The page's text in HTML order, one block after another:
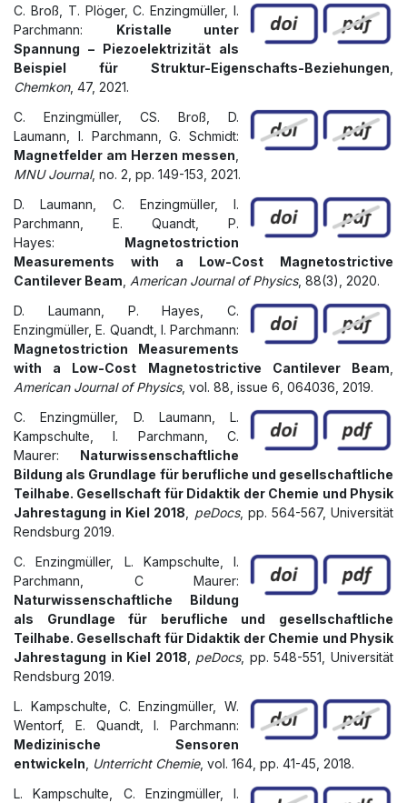
C. Broß, T. Plöger, C. Enzingmüller, I.
Parchmann: Kristalle unter
Spannung – Piezoelektrizität als
Beispiel für Struktur-Eigenschafts-Beziehungen
Chemkon, 47, 2021.
C. Enzingmüller, CS. Broß, D.
Laumann, I. Parchmann, G. Schmidt:
Magnetfelder am Herzen messen
MNU Journal, no. 2, pp. 149-153, 2021.
D. Laumann, C. Enzingmüller, I.
Parchmann, E. Quandt, P.
Hayes: Magnetostriction
Measurements with a Low-Cost Magnetostrictive
Cantilever Beam American Journal of Physics, 88(3), 2020.
D. Laumann, P. Hayes, C.
Enzingmüller, E. Quandt, I. Parchmann:
Magnetostriction Measurements
with a Low-Cost Magnetostrictive Cantilever Beam
American Journal of Physics, vol. 88, issue 6, 064036, 2019.
C. Enzingmüller, D. Laumann, L.
Kampschulte, I. Parchmann, C.
Maurer: Naturwissenschaftliche
Bildung als Grundlage für berufliche und gesellschaftliche
Teilhabe. Gesellschaft für Didaktik der Chemie und Physik
Jahrestagung in Kiel 2018
peDocs, pp. 564-567, Universität
Rendsburg 2019.
C. Enzingmüller, L. Kampschulte, I.
Parchmann, C Maurer:
Naturwissenschaftliche Bildung
als Grundlage für berufliche und gesellschaftliche
Teilhabe. Gesellschaft für Didaktik der Chemie und Physik
Jahrestagung in Kiel 2018
peDocs, pp. 548-551, Universität
Rendsburg 2019.
L. Kampschulte, C. Enzingmüller, W.
Wentorf, E. Quandt, I. Parchmann:
Medizinische Sensoren
entwickeln
Unterricht Chemie, vol. 164, pp. 41-45, 2018.
L. Kampschulte, C. Enzingmüller, I.